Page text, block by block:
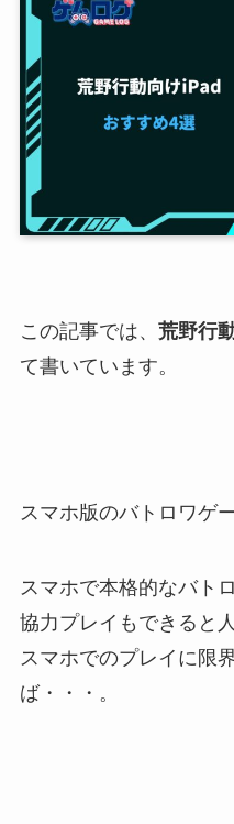
この記事では、 荒野行
て書いています。
スマホ版のバトロワゲ
スマホで本格的なバト
協力プレイもできると
スマホでのプレイに限
ば・・・。